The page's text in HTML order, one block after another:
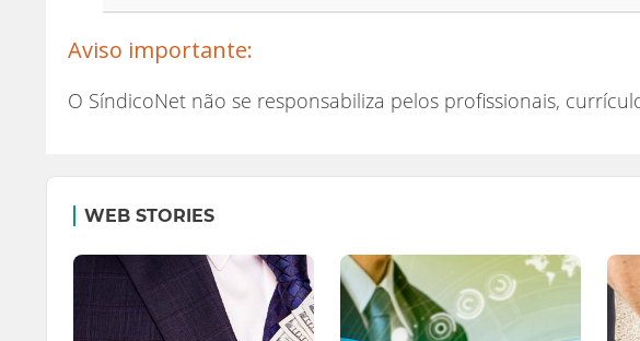
Aviso importante:
O SíndicoNet não se responsabiliza pelos profissionais,
WEB STORIES